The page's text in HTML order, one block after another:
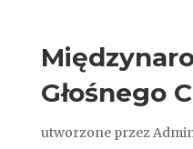
Głośnego
utworzone przez